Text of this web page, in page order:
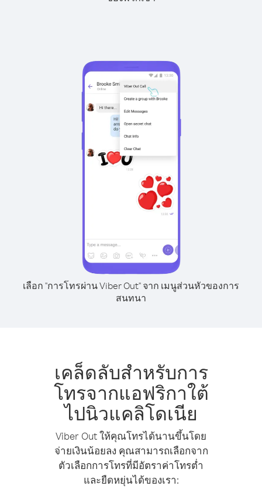
เลือก "การโทรผ่าน Viber Out" จาก เมนูส่วนหัวของการ
สนทนา
เคล็ดลับสำหรับการ
โทรจากแอฟริกาใต้
ไปนิวแคลิโดเนีย
Viber Out ให้คุณโทรได้นานขึ้นโดย
จ่ายเงินน้อยลง คุณสามารถเลือกจาก
ตัวเลือกการโทรที่มีอัตราค่าโทรต่ำ
และยืดหยุ่นได้ของเรา: